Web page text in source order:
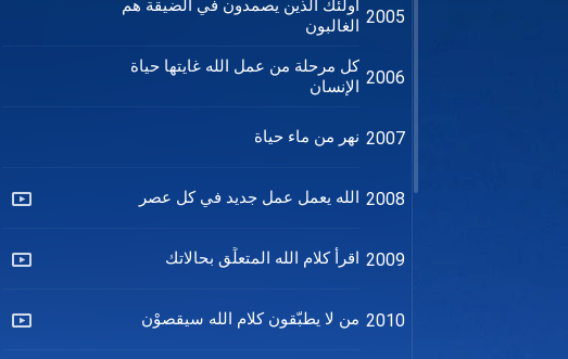
2005
أولئك الذين يصمدون في الضيقة هم
الغالبون
2006
كل مرحلة من عمل الله غايتها حياة
الإنسان
2007 نهر من ماء حياة
2008 الله يعمل عمل جديد في كل عصر
2009 اقرأ كلام الله المتعلِّق بحالاتك
2010 من لا يطبّقون كلام الله سيقصوْن